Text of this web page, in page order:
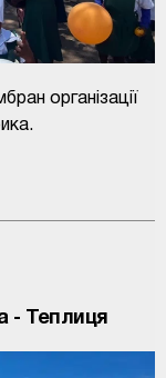
організації
- Теплиця